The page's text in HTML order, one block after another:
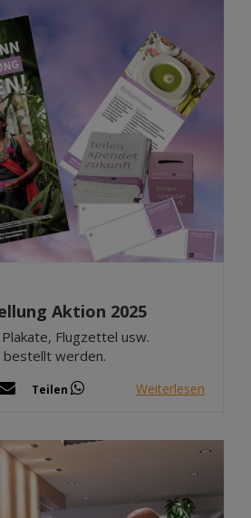
Aktion 2025
Flugzettel usw.
bestellt werden.
Teilen Weiterlesen